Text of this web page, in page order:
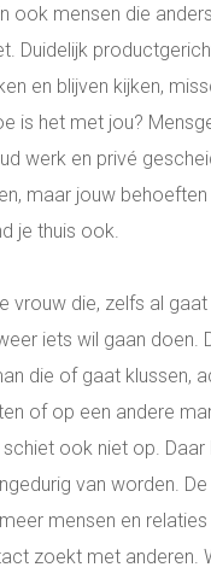
ook mensen die
Duidelijk
en blijven kijken,
is het met jou?
werk en privé
maar jouw
je thuis ook.
vrouw die, zelfs al
iets wil gaan doen.
die of gaat klussen,
of op een andere
ook niet op.
van worden.
mensen en
zoekt met anderen.